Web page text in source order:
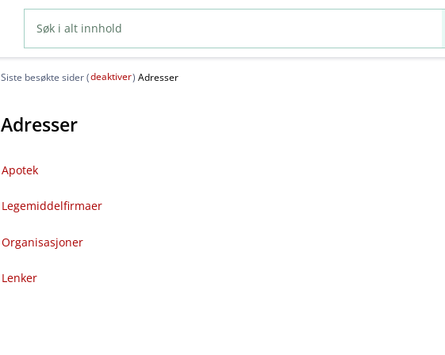
Siste besøkte sider (deaktiver) Adresser
Adresser
Apotek
Legemiddelfirmaer
Organisasjoner
Lenker